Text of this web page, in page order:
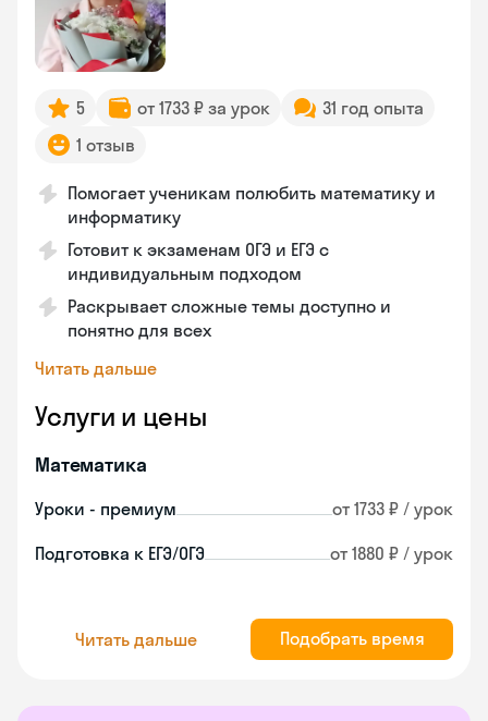
5 от 1733 ₽ за урок
31 год опыта
1 отзыв
Помогает ученикам полюбить математику и
информатику
Готовит к экзаменам ОГЭ и ЕГЭ с
индивидуальным подходом
Раскрывает сложные темы доступно и
понятно для всех
Читать дальше
Услуги и цены
Математика
Уроки - премиум от 1733 ₽ / урок
Подготовка к ЕГЭ/ОГЭ от 1880 ₽ / урок
Читать дальше Подобрать время